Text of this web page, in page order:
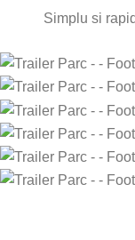
Simplu si